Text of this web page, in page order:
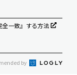
全一致』する方法
by